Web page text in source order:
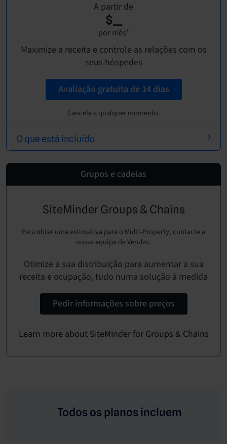
A partir de
$__
por mês+
Maximize a receita e controle as relações com os
seus hóspedes
Avaliação gratuita de 14 dias
Cancele a qualquer momento.
O que está incluído
Grupos e cadeias
SiteMinder Groups & Chains
Para obter uma estimativa para o Multi-Property, contacte a
nossa equipa de Vendas.
Otimize a sua distribuição para aumentar a sua
receita e ocupação, tudo numa solução à medida
Pedir informações sobre preços
Learn more about SiteMinder for Groups & Chains
Todos os planos incluem